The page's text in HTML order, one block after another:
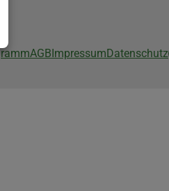
AGBImpressumDatenschutz